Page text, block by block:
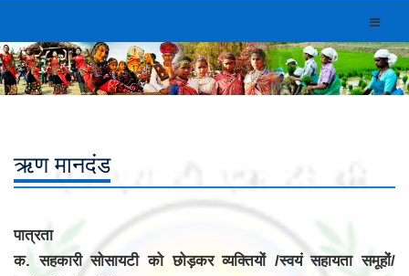
Toggle
ऋण मानदंड
पात्रता
क. सहकारी सोसायटी को छोड़कर व्यक्तियों /स्वयं सहायता समूहों/